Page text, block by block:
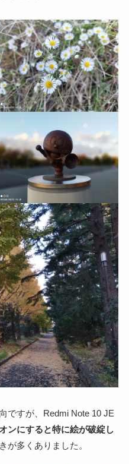
ですが、 Redmi Note 10 JE
ンにすると特に絵が破綻し
が多くありました。